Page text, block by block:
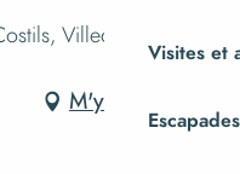
Visites et
Villedieu-les-Poêles,
M'y rendre